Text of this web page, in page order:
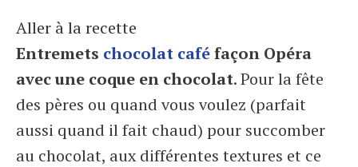
Aller à la recette
Entremets chocolat caféfaçon Opéra
avec une coque en chocolat. Pour la fête
des pères ou quand vous voulez (parfait
aussi quand il fait chaud) pour succomber
au chocolat, aux différentes textures et ce